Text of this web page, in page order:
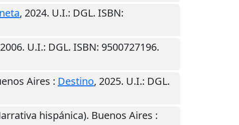
, 2024. U.I.: DGL. ISBN:
2006. U.I.: DGL. ISBN: 9500727196.
Aires : Destino, 2025. U.I.: DGL.
hispánica). Buenos Aires :